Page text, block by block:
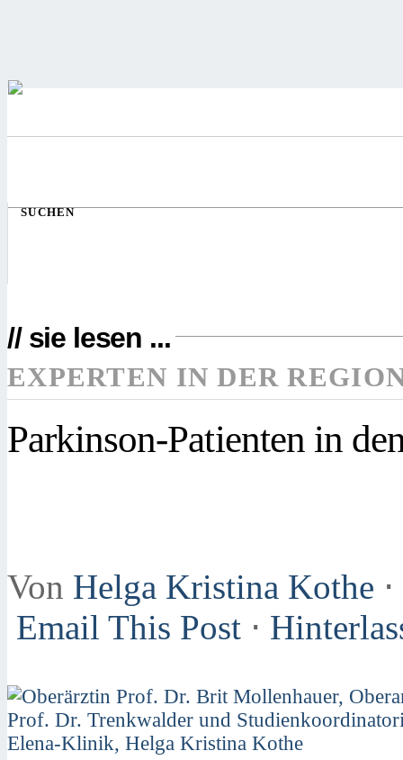
SUCHEN
// sie lesen ...
EXPERTEN IN DER
Parkinson-Patienten in
Von Helga Kristina Kothe ⋅
Email This Post ⋅